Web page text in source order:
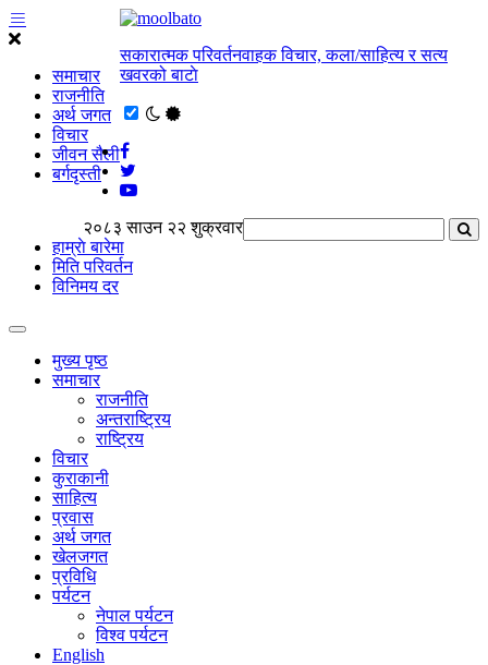
समाचार
राजनीति
अर्थ जगत
विचार
जीवन सैली
बर्गदृस्ती
सकारात्मक परिवर्तनवाहक विचार, कला/साहित्य र सत्य
खवरको बाटाे
२०८३ साउन २२ शुक्रवार
हाम्राे बारेमा
मिति परिवर्तन
विनिमय दर
मुख्य पृष्ठ
समाचार
राजनीति
अन्तराष्ट्रिय
राष्ट्रिय
विचार
कुराकानी
साहित्य
प्रवास
अर्थ जगत
खेलजगत
प्रविधि
पर्यटन
नेपाल पर्यटन
विश्व पर्यटन
English